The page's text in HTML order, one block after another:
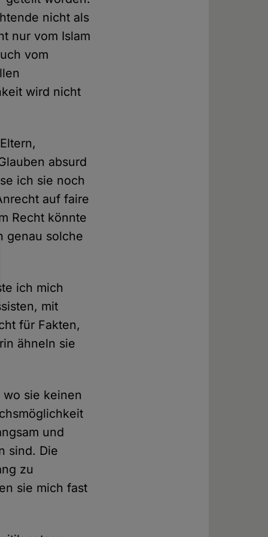
nicht als
nur vom Islam
vom
wird nicht
absurd
ich sie noch
auf faire
Recht könnte
genau solche
ich mich
mit
für Fakten,
ähneln sie
sie keinen
und
sind. Die
zu
sie mich fast